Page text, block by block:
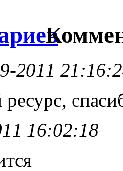
2011
16:02:18